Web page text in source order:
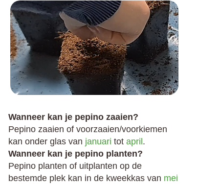
Wanneer kan je pepino zaaien?
Pepino zaaien of voorzaaien/voorkiemen
kan onder glas van januari tot april .
Wanneer kan je pepino planten?
Pepino planten of uitplanten op de
bestemde plek kan in de kweekkas van mei